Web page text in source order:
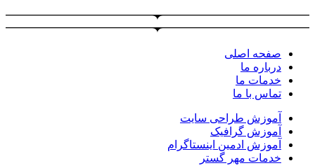
صفحه اصلی
درباره ما
خدمات ما
تماس با ما
آموزش طراحی سایت
آموزش گرافیک
آموزش ادمین اینستاگرام
خدمات مهر گستر